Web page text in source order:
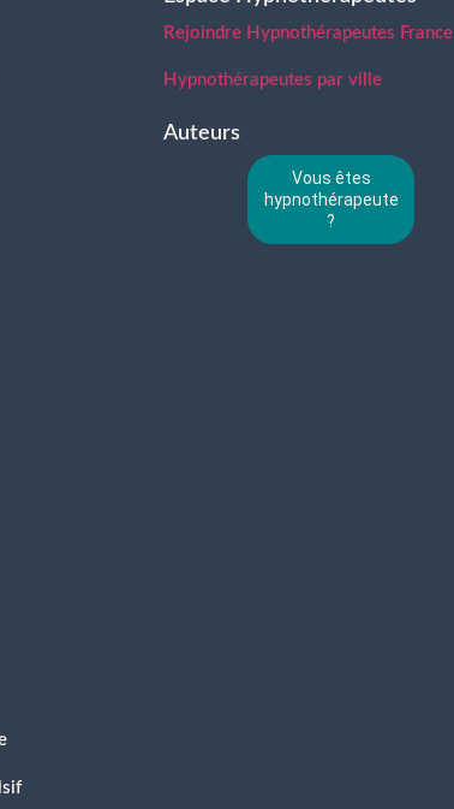
Rejoindre Hypnothérapeutes France
Hypnothérapeutes par ville
Auteurs
Vous êtes
hypnothérapeute
?